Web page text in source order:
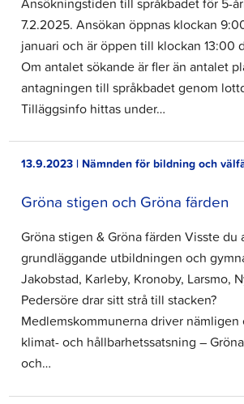
7.2.2025. Ansökan öppnas klockan
januari och är öppen till klockan 13:00
Om antalet sökande är fler än antalet
antagningen till språkbadet genom
Tilläggsinfo hittas under…
13.9.2023 | Nämnden för bildning och
Gröna stigen och Gröna färden
Gröna stigen & Gröna färden Visste du
grundläggande utbildningen och
Jakobstad, Karleby, Kronoby, Larsmo,
Pedersöre drar sitt strå till stacken?
Medlemskommunerna driver nämligen
klimat- och hållbarhetssatsning –
och…